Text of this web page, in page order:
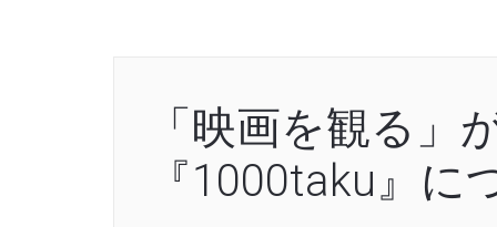
「映画を観る」
『1000taku』に